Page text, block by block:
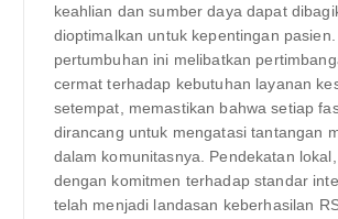
keahlian dan sumber daya dapat
dioptimalkan untuk kepentingan
pertumbuhan ini melibatkan
cermat terhadap kebutuhan layanan
setempat, memastikan bahwa setiap
dirancang untuk mengatasi tantangan
dalam komunitasnya. Pendekatan
dengan komitmen terhadap standar
telah menjadi landasan keberhasilan